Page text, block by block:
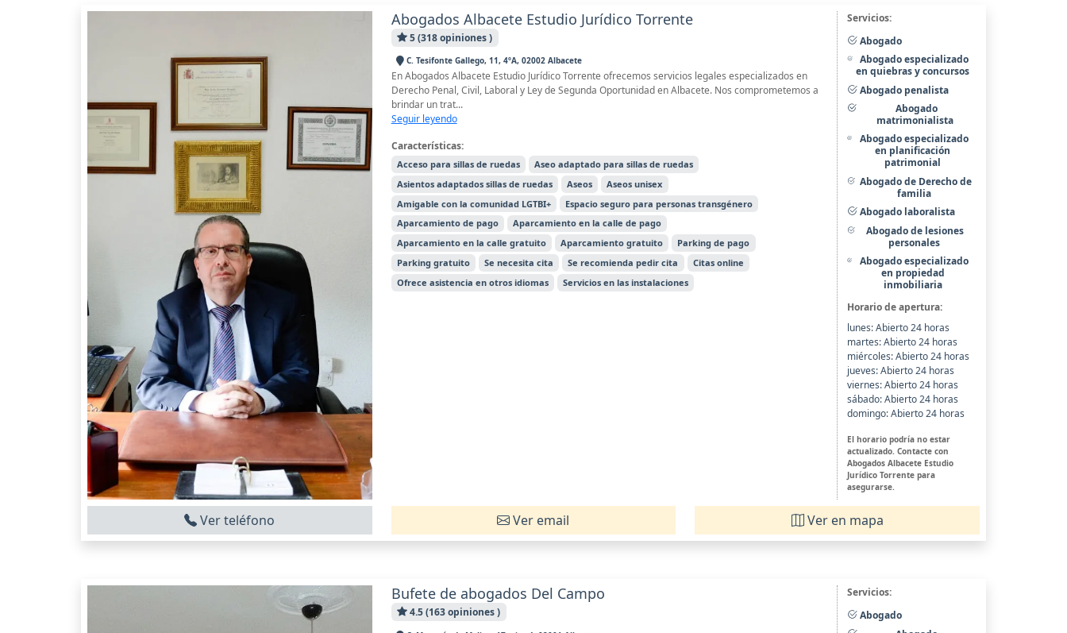
Abogados Albacete Estudio Jurídico Torrente
5 (318 opiniones )
C. Tesifonte Gallego, 11, 4ºA, 02002 Albacete
En Abogados Albacete Estudio Jurídico Torrente ofrecemos servicios legales especializados en
Derecho Penal, Civil, Laboral y Ley de Segunda Oportunidad en Albacete. Nos comprometemos a
brindar un trat...
Seguir leyendo
Características:
Acceso para sillas de ruedas
Aseo adaptado para sillas de ruedas
Asientos adaptados sillas de ruedas
Aseos
Aseos unisex
Amigable con la comunidad LGTBI+
Espacio seguro para personas transgénero
Aparcamiento de pago
Aparcamiento en la calle de pago
Aparcamiento en la calle gratuito
Aparcamiento gratuito
Parking de pago
Parking gratuito
Se necesita cita Se recomienda pedir cita
Citas online
Ofrece asistencia en otros idiomas
Servicios en las instalaciones
Servicios:
Abogado
Abogado especializado
en quiebras y concursos
Abogado penalista
Abogado
matrimonialista
Abogado especializado
en planificación
patrimonial
Abogado de Derecho de
familia
Abogado laboralista
Abogado de lesiones
personales
Abogado especializado
en propiedad
inmobiliaria
Horario de apertura:
lunes: Abierto 24 horas
martes: Abierto 24 horas
miércoles: Abierto 24 horas
jueves: Abierto 24 horas
viernes: Abierto 24 horas
sábado: Abierto 24 horas
domingo: Abierto 24 horas
El horario podría no estar
actualizado. Contacte con
Abogados Albacete Estudio
Jurídico Torrente para
asegurarse.
Ver teléfono Ver email Ver en mapa
Bufete de abogados Del Campo
4.5 (163 opiniones )
Servicios:
Abogado